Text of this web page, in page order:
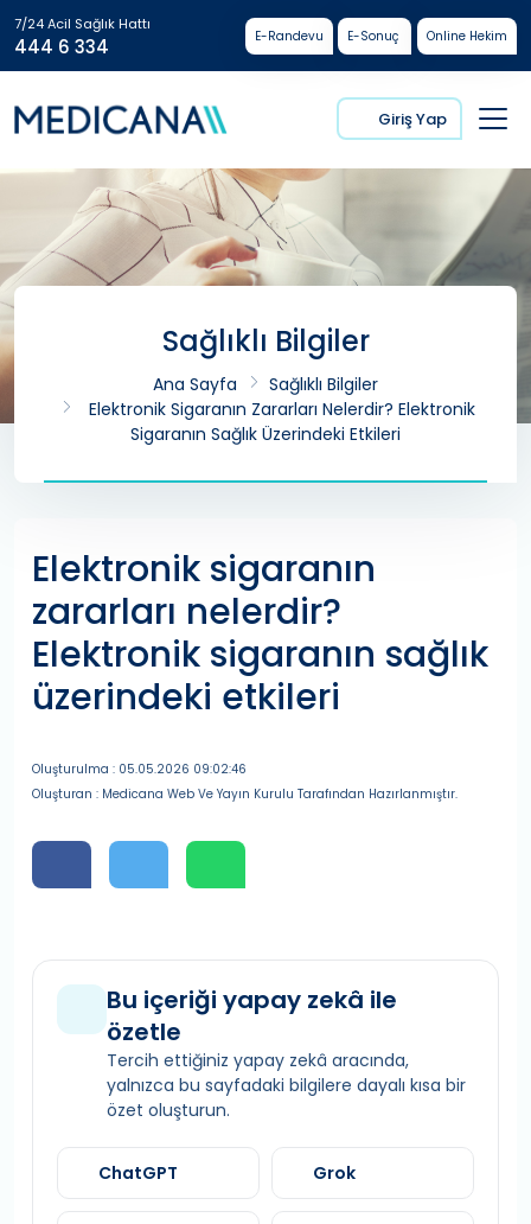
7/24 Acil Sağlık Hattı
444 6 334 E-Randevu E-Sonuç Online Hekim
Giriş Yap
Sağlıklı Bilgiler
Ana Sayfa
Sağlıklı Bilgiler
Elektronik Sigaranın Zararları Nelerdir? Elektronik
Sigaranın Sağlık Üzerindeki Etkileri
Elektronik sigaranın
zararları nelerdir?
Elektronik sigaranın sağlık
üzerindeki etkileri
Oluşturulma : 05.05.2026 09:02:46
Oluşturan : Medicana Web Ve Yayın Kurulu Tarafından Hazırlanmıştır.
Bu içeriği yapay zekâ ile
özetle
Tercih ettiğiniz yapay zekâ aracında,
yalnızca bu sayfadaki bilgilere dayalı kısa bir
özet oluşturun.
ChatGPT Grok